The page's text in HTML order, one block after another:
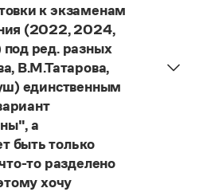
слова
к экзаменам
(2022, 2024,
ред. разных
В.М.Татарова,
единственным
а
быть только
то разделено
хочу